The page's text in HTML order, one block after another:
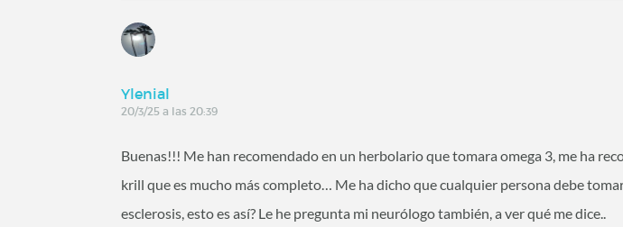
Ylenial
20/3/25 a las 20:39
Buenas!!! Me han recomendado en un herbolario que tomara omega 3, me ha
krill que es mucho más completo… Me ha dicho que cualquier persona debe
esclerosis, esto es así? Le he pregunta mi neurólogo también, a ver qué me dice..